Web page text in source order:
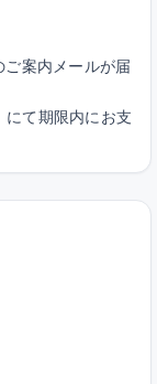
案内メールが届
て期限内にお支